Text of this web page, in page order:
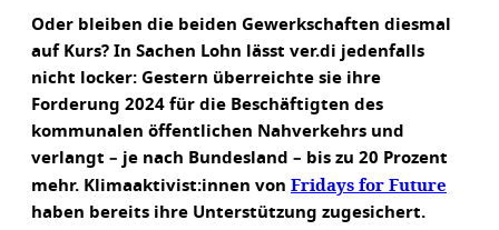
Oder bleiben die beiden Gewerkschaften diesmal
auf Kurs? In Sachen Lohn lässt ver.di jedenfalls
nicht locker: Gestern überreichte sie ihre
Forderung 2024 für die Beschäftigten des
kommunalen öffentlichen Nahverkehrs und
verlangt – je nach Bundesland – bis zu 20 Prozent
mehr. Klimaaktivist:innen von Fridays for Future
haben bereits ihre Unterstützung zugesichert.